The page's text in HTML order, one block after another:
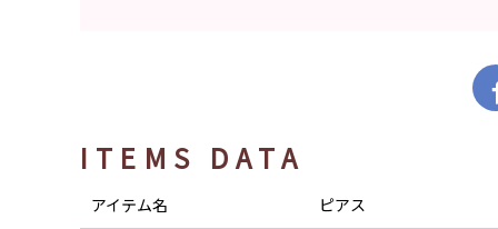
ITEMS DATA
アイテム名 ピアス